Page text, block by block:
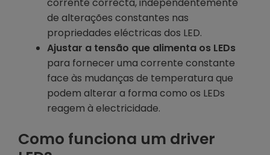
corrente correcta, independentemente
de alterações constantes nas
propriedades eléctricas dos LED.
Ajustar a tensão que alimenta os LEDs
para fornecer uma corrente constante
face às mudanças de temperatura que
podem alterar a forma como os LEDs
reagem à electricidade.
Como funciona um driver